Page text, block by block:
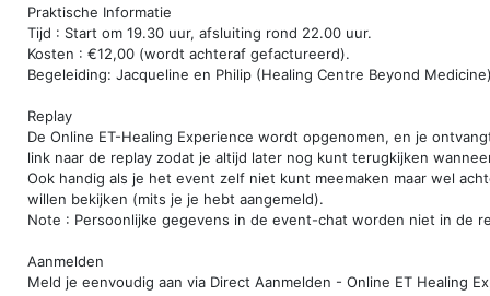
Praktische Informatie
Tijd : Start om 19.30 uur, afsluiting rond 22.00 uur.
Kosten : €12,00 (wordt achteraf gefactureerd).
Begeleiding: Jacqueline en Philip (Healing Centre Beyond
Replay
De Online ET-Healing Experience wordt opgenomen, en je
link naar de replay zodat je altijd later nog kunt terugkijken
Ook handig als je het event zelf niet kunt meemaken maar wel
willen bekijken (mits je je hebt aangemeld).
Note : Persoonlijke gegevens in de event-chat worden niet in de
Aanmelden
Meld je eenvoudig aan via Direct Aanmelden - Online ET Healing